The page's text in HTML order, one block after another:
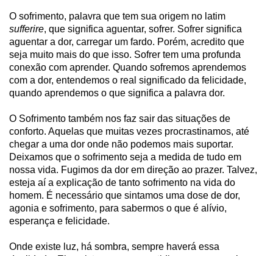
O sofrimento, palavra que tem sua origem no latim
sufferire, que significa aguentar, sofrer. Sofrer significa
aguentar a dor, carregar um fardo. Porém, acredito que
seja muito mais do que isso. Sofrer tem uma profunda
conexão com aprender. Quando sofremos aprendemos
com a dor, entendemos o real significado da felicidade,
quando aprendemos o que significa a palavra dor.
O Sofrimento também nos faz sair das situações de
conforto. Aquelas que muitas vezes procrastinamos, até
chegar a uma dor onde não podemos mais suportar.
Deixamos que o sofrimento seja a medida de tudo em
nossa vida. Fugimos da dor em direção ao prazer. Talvez,
esteja aí a explicação de tanto sofrimento na vida do
homem. É necessário que sintamos uma dose de dor,
agonia e sofrimento, para sabermos o que é alívio,
esperança e felicidade.
Onde existe luz, há sombra, sempre haverá essa